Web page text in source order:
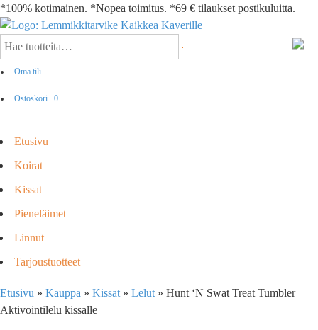
*100% kotimainen. *Nopea toimitus. *69 € tilaukset postikuluitta.
Oma tili
Ostoskori 0
Etusivu
Koirat
Kissat
Pieneläimet
Linnut
Tarjoustuotteet
Etusivu » Kauppa » Kissat » Lelut » Hunt ‘N Swat Treat Tumbler
Aktivointilelu kissalle